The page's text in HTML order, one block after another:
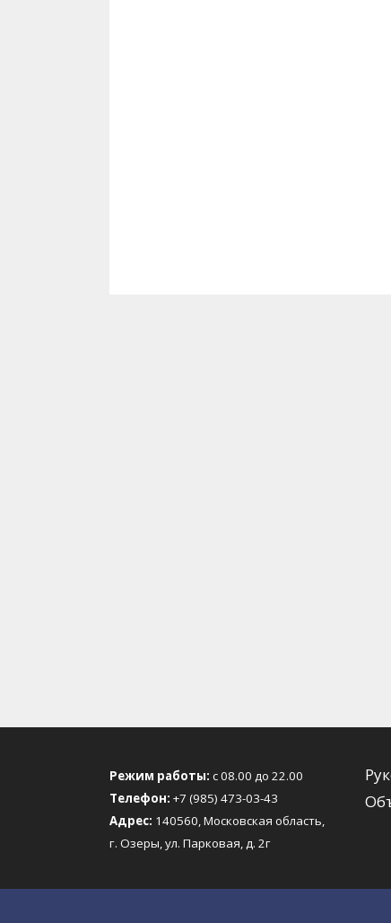
Режим работы: с 08.00 до 22.00
Телефон: +7 (985) 473-03-43
Адрес: 140560, Московская область,
г. Озеры, ул. Парковая, д. 2г